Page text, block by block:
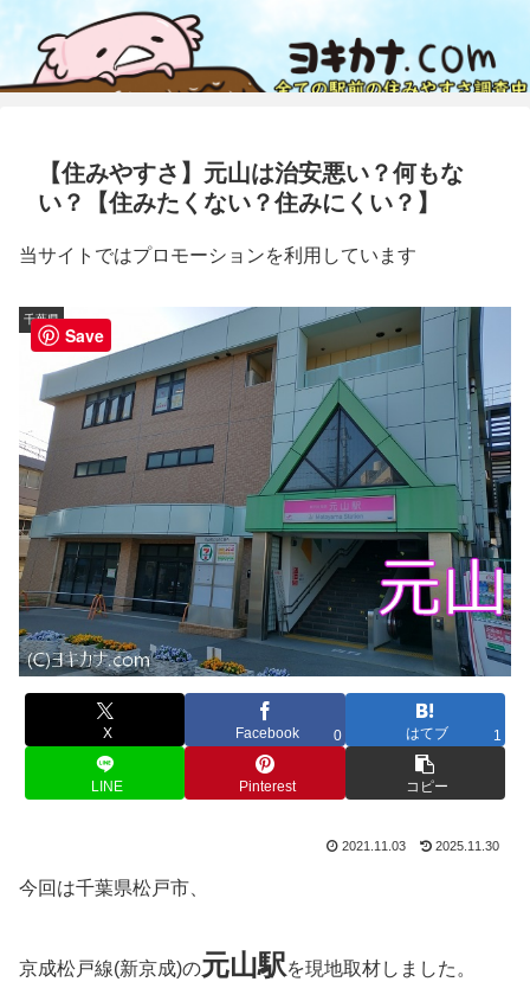
【住みやすさ】元山は治安悪い？何もな
い？【住みたくない？住みにくい？】
当サイトではプロモーションを利用しています
千葉県
X Facebook 0 はてブ 1
LINE Pinterest コピー
2021.11.03 2025.11.30
今回は千葉県松戸市、
京成松戸線(新京成)の元山駅を現地取材しました。
Save